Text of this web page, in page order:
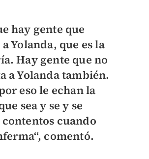
hay gente que
Yolanda, que es la
Hay gente que no
a Yolanda también.
eso le echan la
sea y se y se
cuando
comentó.